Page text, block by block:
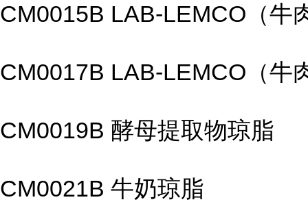
CM0015B LAB-LEMCO（牛
CM0017B LAB-LEMCO（牛
CM0019B 酵母提取物琼脂
CM0021B 牛奶琼脂